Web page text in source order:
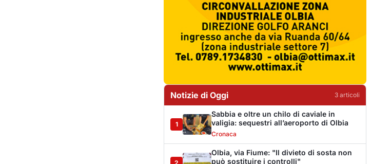
Notizie di Oggi 3articoli
1
Sabbia e oltre un chilo di caviale in
valigia: sequestri all’aeroporto di Olbia
Cronaca
Olbia, via Fiume: "Il divieto di sosta non
può sostituire i controlli"